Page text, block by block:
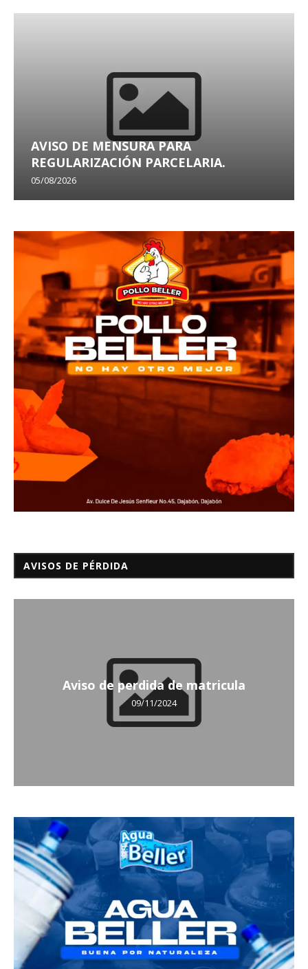
AVISO DE MENSURA PARA
REGULARIZACIÓN PARCELARIA.
05/08/2026
AVISOS DE PÉRDIDA
Aviso de perdida de matricula
09/11/2024